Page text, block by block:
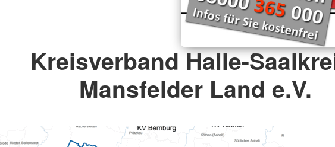
Kreisverband Halle-
Mansfelder Land e.V.